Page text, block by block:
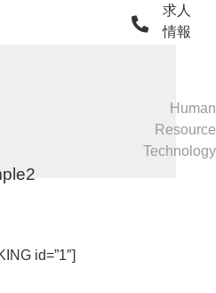
Human
Resource
Technology
求人
情報
id=”1″]